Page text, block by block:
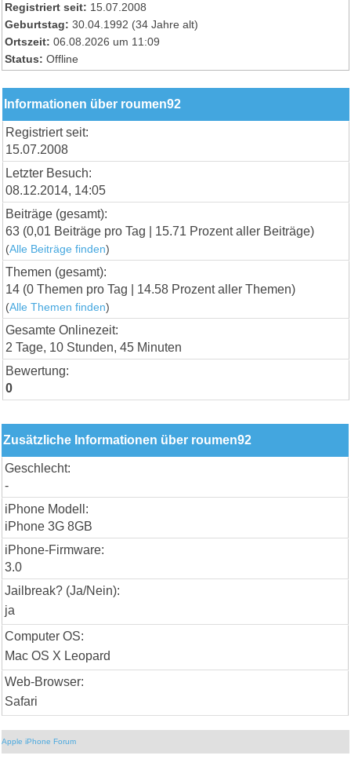
Registriert seit: 15.07.2008
Geburtstag: 30.04.1992 (34 Jahre alt)
Ortszeit: 06.08.2026 um 11:09
Status: Offline
Informationen über roumen92
Registriert seit:
15.07.2008
Letzter Besuch:
08.12.2014, 14:05
Beiträge (gesamt):
63 (0,01 Beiträge pro Tag | 15.71 Prozent aller Beiträge)
(Alle Beiträge finden)
Themen (gesamt):
14 (0 Themen pro Tag | 14.58 Prozent aller Themen)
(Alle Themen finden)
Gesamte Onlinezeit:
2 Tage, 10 Stunden, 45 Minuten
Bewertung:
0
Zusätzliche Informationen über roumen92
Geschlecht:
-
iPhone Modell:
iPhone 3G 8GB
iPhone-Firmware:
3.0
Jailbreak? (Ja/Nein):
ja
Computer OS:
Mac OS X Leopard
Web-Browser:
Safari
Apple iPhone Forum